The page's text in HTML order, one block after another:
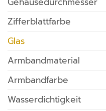
Zifferblattfarbe
Glas
Armbandmaterial
Armbandfarbe
Wasserdichtigkeit